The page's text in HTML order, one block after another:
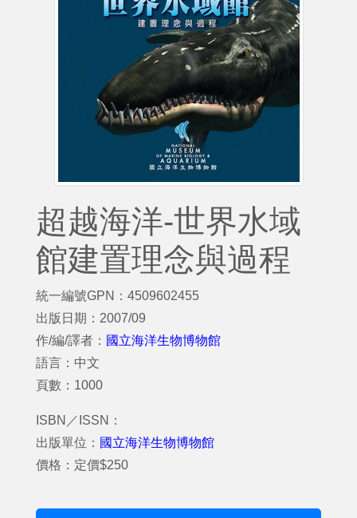
超越海洋-世界水域
館建置理念與過程
統一編號GPN：4509602455
出版日期：2007/09
作/編/譯者： 國立海洋生物博物館
語言：中文
頁數：1000
ISBN／ISSN：
出版單位： 國立海洋生物博物館
價格：定價$250